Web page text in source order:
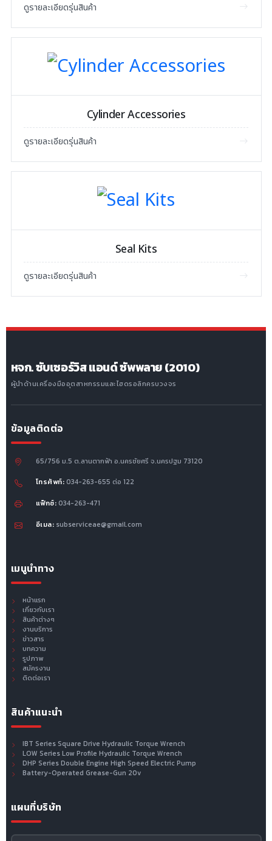
ดูรายละเอียดรุ่นสินค้า
Cylinder Accessories
ดูรายละเอียดรุ่นสินค้า
Seal Kits
ดูรายละเอียดรุ่นสินค้า
หจก. ซับเซอร์วิส แอนด์ ซัพพลาย (2010)
ผู้นำด้านเครื่องมืออุตสาหกรรมและไฮดรอลิกครบวงจร
ข้อมูลติดต่อ
65/756 ม.5 ต.ลานตากฟ้า อ.นครชัยศรี จ.นครปฐม 73120
โทรศัพท์: 034-263-655 ต่อ 122
แฟ็กซ์: 034-263-471
อีเมล: subserviceae@gmail.com
เมนูนำทาง
หน้าแรก
เกี่ยวกับเรา
สินค้าต่างๆ
งานบริการ
ข่าวสาร
บทความ
รูปภาพ
สมัครงาน
ติดต่อเรา
สินค้าแนะนำ
IBT Series Square Drive Hydraulic Torque Wrench
LOW Series Low Profile Hydraulic Torque Wrench
DHP Series Double Engine High Speed Electric Pump
Battery-Operated Grease-Gun 20v
แผนที่บริษัท